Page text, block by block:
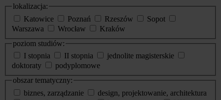
lokalizacja:
Katowice
Poznań Rzeszów
Sopot
Warszawa
Wrocław
Kraków
poziom studiów:
I stopnia
II stopnia
jednolite magisterskie
doktoraty
podyplomowe
obszar tematyczny:
biznes, zarządzanie
design, projektowanie, architektura